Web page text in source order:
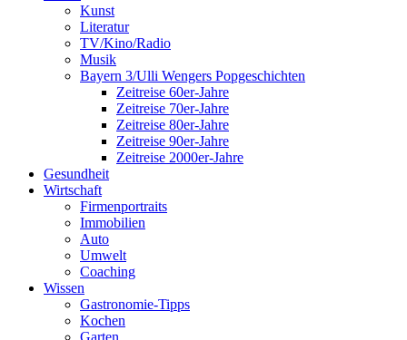
Kunst
Literatur
TV/Kino/Radio
Musik
Bayern 3/Ulli Wengers Popgeschichten
Zeitreise 60er-Jahre
Zeitreise 70er-Jahre
Zeitreise 80er-Jahre
Zeitreise 90er-Jahre
Zeitreise 2000er-Jahre
Gesundheit
Wirtschaft
Firmenportraits
Immobilien
Auto
Umwelt
Coaching
Wissen
Gastronomie-Tipps
Kochen
Garten